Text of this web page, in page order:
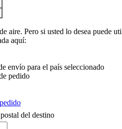
aire. Pero si usted lo desea puede
aquí:
envío para el país seleccionado
pedido
del destino